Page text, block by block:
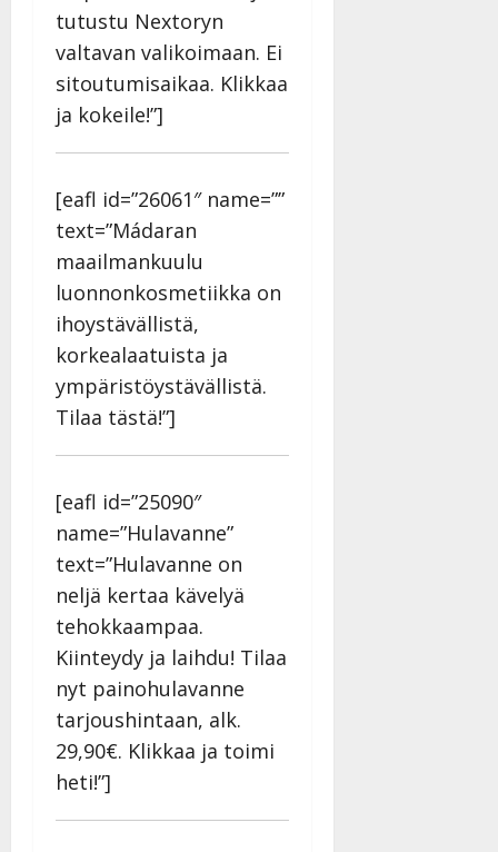
tutustu Nextoryn
valtavan valikoimaan. Ei
sitoutumisaikaa. Klikkaa
ja kokeile!”]
[eafl id=”26061″ name=””
text=”Mádaran
maailmankuulu
luonnonkosmetiikka on
ihoystävällistä,
korkealaatuista ja
ympäristöystävällistä.
Tilaa tästä!”]
[eafl id=”25090″
name=”Hulavanne”
text=”Hulavanne on
neljä kertaa kävelyä
tehokkaampaa.
Kiinteydy ja laihdu! Tilaa
nyt painohulavanne
tarjoushintaan, alk.
29,90€. Klikkaa ja toimi
heti!”]